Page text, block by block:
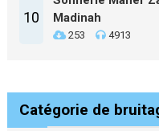
10
Madinah
253 4913
Catégorie de